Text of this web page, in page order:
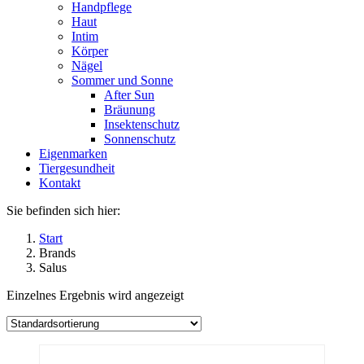
Handpflege
Haut
Intim
Körper
Nägel
Sommer und Sonne
After Sun
Bräunung
Insektenschutz
Sonnenschutz
Eigenmarken
Tiergesundheit
Kontakt
Sie befinden sich hier:
Start
Brands
Salus
Einzelnes Ergebnis wird angezeigt